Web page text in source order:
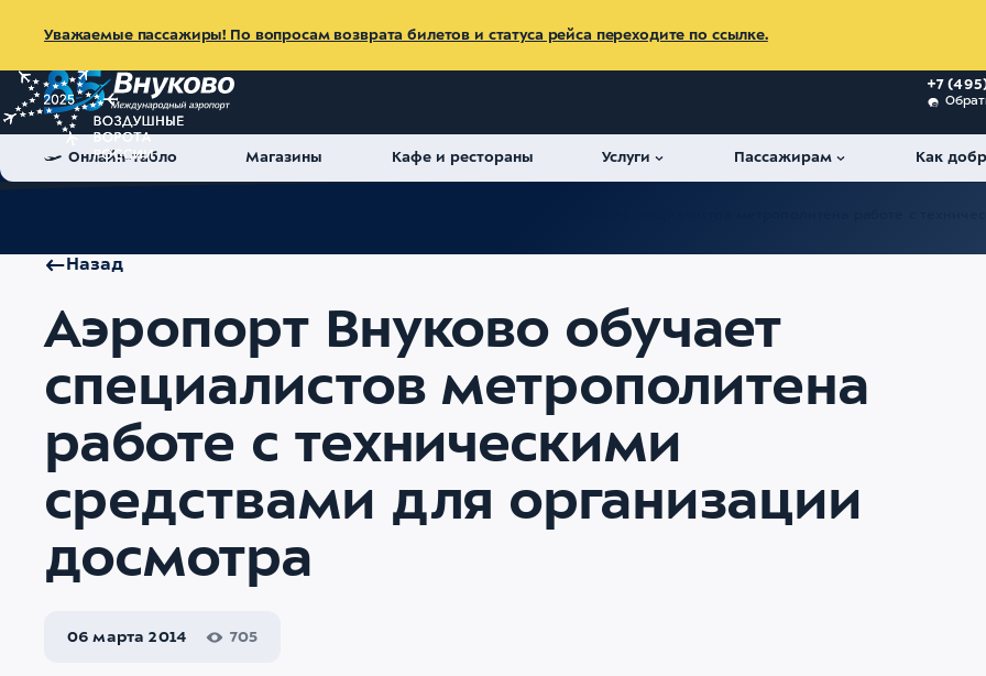
Уважаемые пассажиры! По вопросам возврата билетов и статуса рейса переходите по ссылке.
+7
Онлайн-табло Магазины Кафе и рестораны Услуги Пассажирам Как
Назад
Аэропорт Внуково обучает
специалистов метрополитена
работе с техническими
средствами для организации
досмотра
06 марта 2014 705